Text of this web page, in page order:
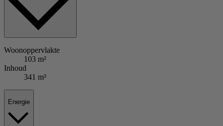
Woonoppervlakte
103 m²
Inhoud
341 m³
Energie